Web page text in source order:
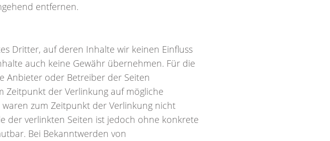
entfernen.
Dritter, auf deren Inhalte wir keinen Einfluss
auch keine Gewähr übernehmen. Für die
Anbieter oder Betreiber der Seiten
Zeitpunkt der Verlinkung auf mögliche
zum Zeitpunkt der Verlinkung nicht
der verlinkten Seiten ist jedoch ohne konkrete
Bei Bekanntwerden von